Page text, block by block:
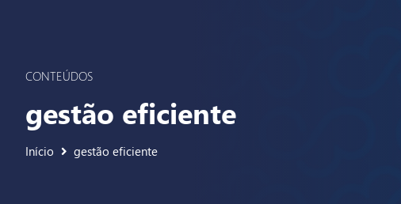
CONTEÚDOS
gestão eficiente
Início gestão eficiente